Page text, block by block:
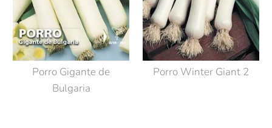
Porro Gigante de
Bulgaria
Porro Winter Giant 2